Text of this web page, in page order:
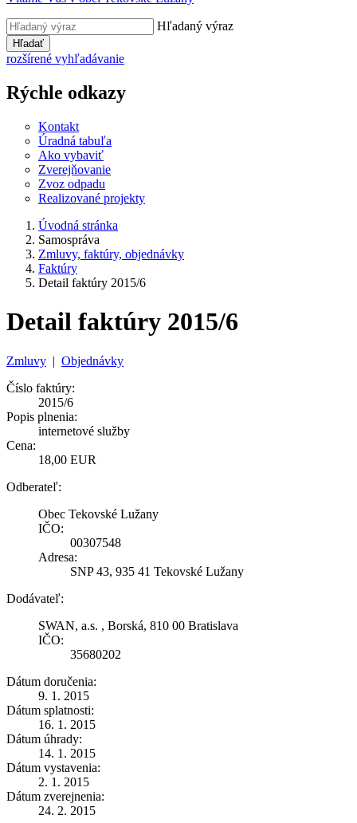
Hľadaný výraz
Hľadať
rozšírené vyhľadávanie
Rýchle odkazy
Kontakt
Úradná tabuľa
Ako vybaviť
Zverejňovanie
Zvoz odpadu
Realizované projekty
Úvodná stránka
Samospráva
Zmluvy, faktúry, objednávky
Faktúry
Detail faktúry 2015/6
Detail faktúry 2015/6
Zmluvy | Objednávky
Číslo faktúry:
2015/6
Popis plnenia:
internetové služby
Cena:
18,00 EUR
Odberateľ:
Obec Tekovské Lužany
IČO:
00307548
Adresa:
SNP 43, 935 41 Tekovské Lužany
Dodávateľ:
SWAN, a.s. , Borská, 810 00 Bratislava
IČO:
35680202
Dátum doručenia:
9. 1. 2015
Dátum splatnosti:
16. 1. 2015
Dátum úhrady:
14. 1. 2015
Dátum vystavenia:
2. 1. 2015
Dátum zverejnenia:
24. 2. 2015